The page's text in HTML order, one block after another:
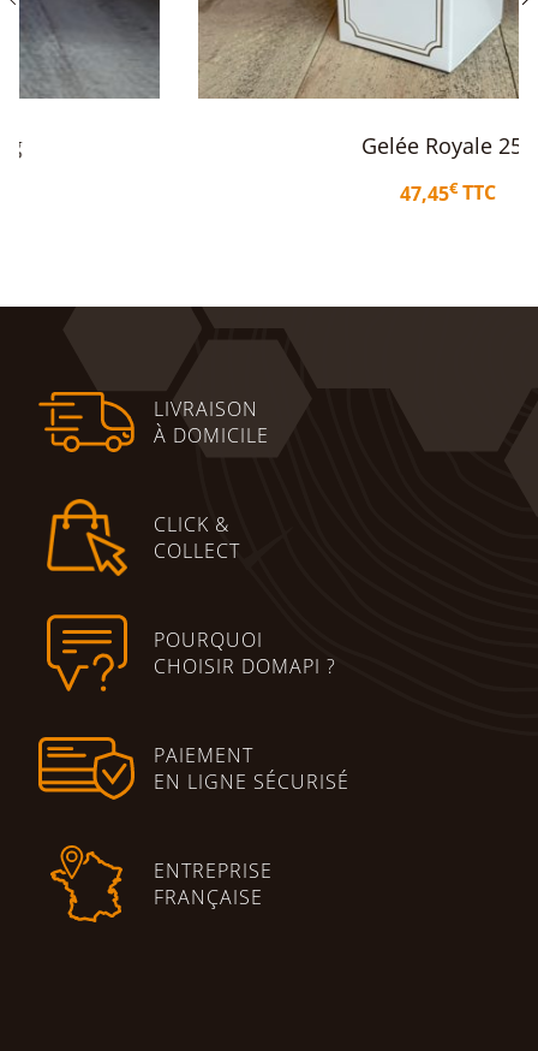
LIVRAISON
À DOMICILE
CLICK &
COLLECT
POURQUOI
CHOISIR DOMAPI ?
PAIEMENT
EN LIGNE SÉCURISÉ
ENTREPRISE
FRANÇAISE